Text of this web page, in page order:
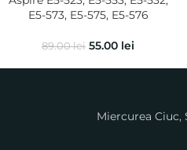
E5-573, E5-575, E5-576
89.00lei 55.00 lei
Miercurea Ciuc,